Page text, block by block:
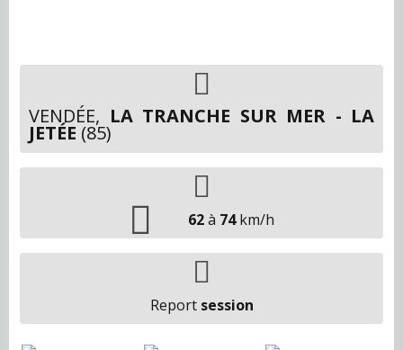
VENDÉE, LA TRANCHE SUR MER - LA
JETÉE (85)
62à 74km/h
Report session